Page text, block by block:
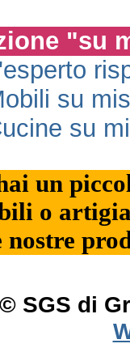
"su
su
su
un
o
nostre
© SGS di